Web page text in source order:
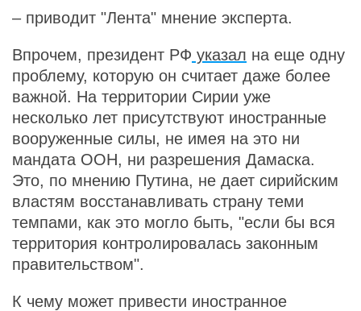
– приводит "Лента" мнение эксперта.
Впрочем, президент РФ указал на еще одну
проблему, которую он считает даже более
важной. На территории Сирии уже
несколько лет присутствуют иностранные
вооруженные силы, не имея на это ни
мандата ООН, ни разрешения Дамаска.
Это, по мнению Путина, не дает сирийским
властям восстанавливать страну теми
темпами, как это могло быть, "если бы вся
территория контролировалась законным
правительством".
К чему может привести иностранное